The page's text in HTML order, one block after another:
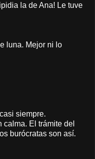
la de Ana! Le tuve
luna. Mejor ni lo
siempre.
calma. El trámite del
burócratas son así.